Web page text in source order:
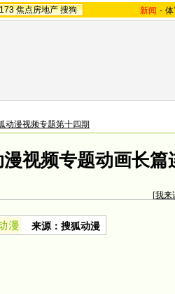
焦点房地产 搜狗 新闻 -
动漫视频专题第十四期
视频专题动画长篇
[我来
来源：搜狐动漫